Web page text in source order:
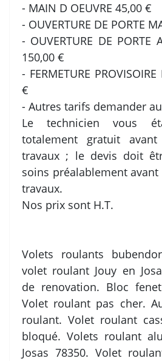
- MAIN D OEUVRE 45,00 €
- OUVERTURE DE PORTE
- OUVERTURE DE PORTE
150,00 €
- FERMETURE
€
- Autres tarifs demander
Le technicien vous
totalement gratuit
travaux ; le devis doit
soins préalablement
travaux.
Nos prix sont H.T.
Volets roulants
volet roulant Jouy en
de renovation. Bloc
Volet roulant pas cher.
roulant. Volet roulant
bloqué. Volets roulant
Josas 78350. Volet